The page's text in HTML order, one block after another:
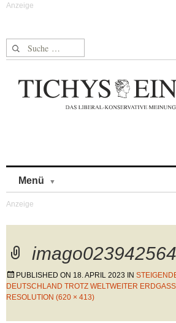
Suche nach:
Menü
PUBLISHED ON 18. APRIL 2023 IN
DEUTSCHLAND TROTZ WELTWEITER
RESOLUTION (620 × 413)